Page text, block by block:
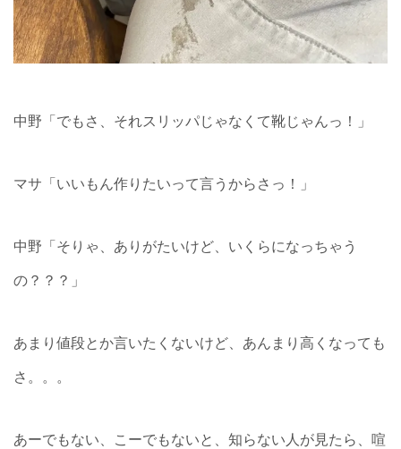
中野「でもさ、それスリッパじゃなくて靴じゃんっ！」
マサ「いいもん作りたいって言うからさっ！」
中野「そりゃ、ありがたいけど、いくらになっちゃう
の？？？」
あまり値段とか言いたくないけど、あんまり高くなっても
さ。。。
あーでもない、こーでもないと、知らない人が見たら、喧